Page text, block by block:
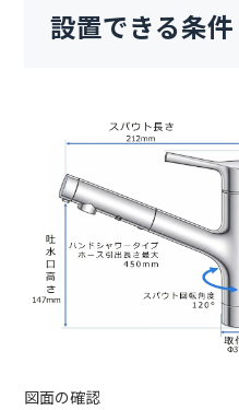
設置できる条件
図面の確認